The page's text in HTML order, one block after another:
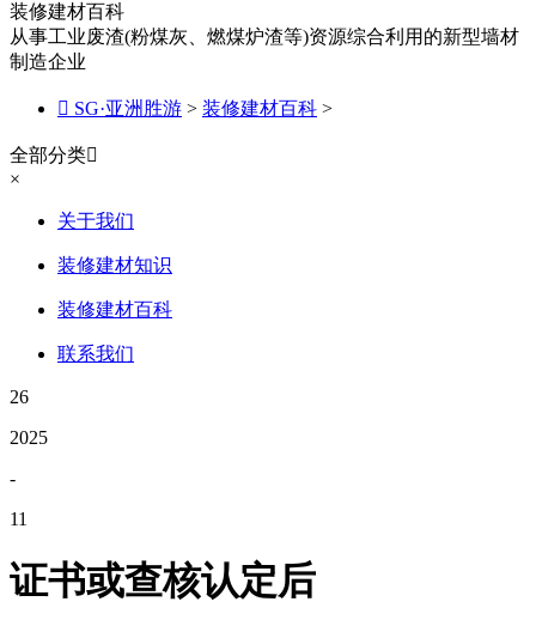
装修建材百科
从事工业废渣(粉煤灰、燃煤炉渣等)资源综合利用的新型墙材
制造企业
 SG·亚洲胜游 > 装修建材百科 >
全部分类
×
关于我们
装修建材知识
装修建材百科
联系我们
26
2025
-
11
证书或查核认定后